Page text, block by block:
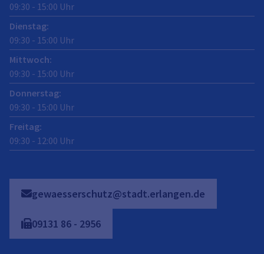
09:30 - 15:00 Uhr
Dienstag:
09:30 - 15:00 Uhr
Mittwoch:
09:30 - 15:00 Uhr
Donnerstag:
09:30 - 15:00 Uhr
Freitag:
09:30 - 12:00 Uhr
gewaesserschutz@stadt.erlangen.de
09131 86 - 2956